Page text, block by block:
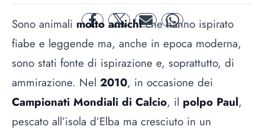
facebooktwitter mail whatsapp
Sono animali molto antichiche hanno ispirato
fiabe e leggende ma, anche in epoca moderna,
sono stati fonte di ispirazione e, soprattutto, di
ammirazione. Nel 2010, in occasione dei
Campionati Mondiali di Calcio, il polpo Paul,
pescato all’isola d’Elba ma cresciuto in un